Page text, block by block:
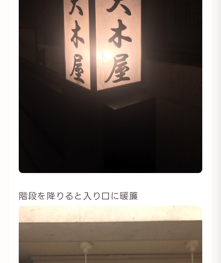
階段を降りると入り口に暖簾